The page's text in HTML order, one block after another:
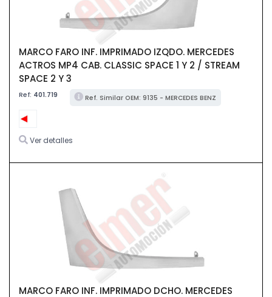
MARCO FARO INF. IMPRIMADO IZQDO. MERCEDES
ACTROS MP4 CAB. CLASSIC SPACE 1 Y 2 / STREAM
SPACE 2 Y 3
Ref: 401.719 Ref. Similar OEM: 9135 - MERCEDES BENZ
Ver detalles
MARCO FARO INF. IMPRIMADO DCHO. MERCEDES